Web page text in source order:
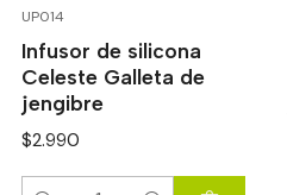
UP014
Infusor de silicona
Celeste Galleta de
jengibre
$2.990